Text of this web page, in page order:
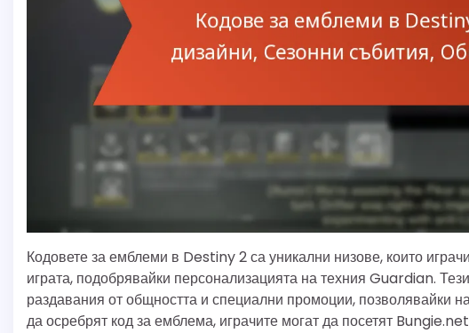
Кодовете за емблеми в Destiny 2 са уникални низове, които
играта, подобрявайки персонализацията на техния Guardian.
раздавания от общността и специални промоции, позволявайки
да осребрят код за емблема, играчите могат да посетят